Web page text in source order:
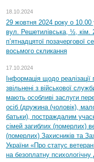
18.10.2024
29 жовтня 2024 року о 10.00
вул. Решетилівська, ½, кім.
п’ятнадцятої позачергової
восьмого скликання
17.10.2024
Інформація щодо
звільнені з військової
мають особливі заслуги
осіб (дружина (чоловік),
батьки), постраждалим
сімей загиблих (померлих)
(померлих) Захисників та
України «Про статус
на безоплатну психологічну